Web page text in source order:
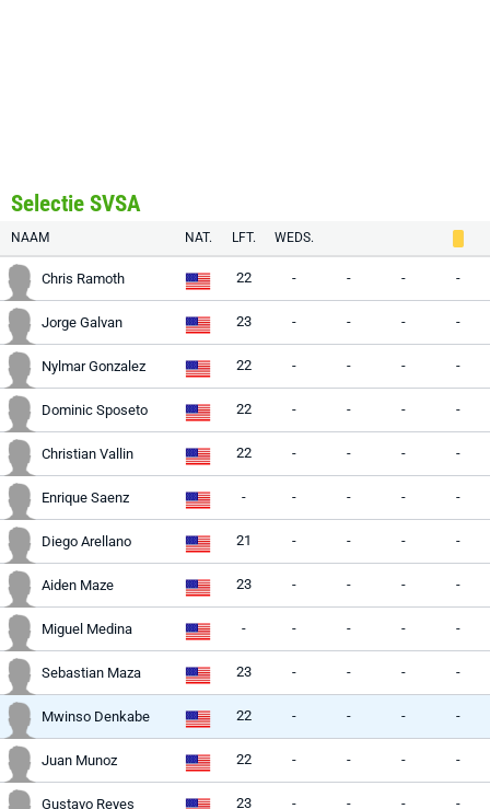
Selectie SVSA
NAAM NAT. LFT. WEDS.
Chris Ramoth 22 - - - -
Jorge Galvan 23 - - - -
Nylmar Gonzalez 22 - - - -
Dominic Sposeto 22 - - - -
Christian Vallin 22 - - - -
Enrique Saenz - - - - -
Diego Arellano 21 - - - -
Aiden Maze 23 - - - -
Miguel Medina - - - - -
Sebastian Maza 23 - - - -
Mwinso Denkabe 22 - - - -
Juan Munoz 22 - - - -
Gustavo Reyes 23 - - - -